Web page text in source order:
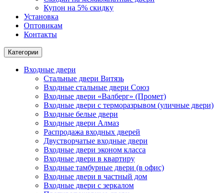
Купон на 5% скидку
Установка
Оптовикам
Контакты
Категории
Входные двери
Стальные двери Витязь
Входные стальные двери Союз
Входные двери «Валберг» (Промет)
Входные двери с терморазрывом (уличные двери)
Входные белые двери
Входные двери Алмаз
Распродажа входных дверей
Двустворчатые входные двери
Входные двери эконом класса
Входные двери в квартиру
Входные тамбурные двери (в офис)
Входные двери в частный дом
Входные двери с зеркалом